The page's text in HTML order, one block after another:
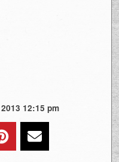
12:15 pm